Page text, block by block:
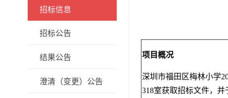
招标信息
招标公告
结果公告
澄清（变更）公告
项目概况
深圳市福田区梅林小学
318室获取招标文件，并